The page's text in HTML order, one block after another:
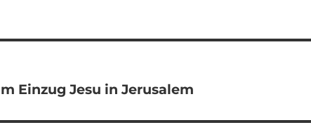
Einzug Jesu in Jerusalem